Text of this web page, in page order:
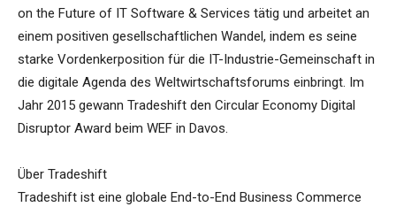
on the Future of IT Software & Services tätig und arbeitet an
einem positiven gesellschaftlichen Wandel, indem es seine
starke Vordenkerposition für die IT-Industrie-Gemeinschaft in
die digitale Agenda des Weltwirtschaftsforums einbringt. Im
Jahr 2015 gewann Tradeshift den Circular Economy Digital
Disruptor Award beim WEF in Davos.
Über Tradeshift
Tradeshift ist eine globale End-to-End Business Commerce